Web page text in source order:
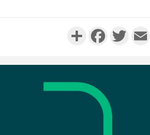
PartagerFacebook
Côte
personnes